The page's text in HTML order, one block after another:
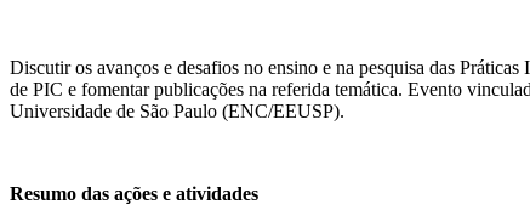
Discutir os avanços e desafios no ensino e na pesquisa das
de PIC e fomentar publicações na referida temática. Evento
Universidade de São Paulo (ENC/EEUSP).
Resumo das ações e atividades